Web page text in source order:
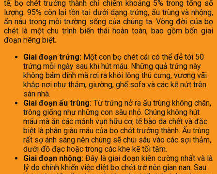
tế, bọ chét trưởng thành chỉ chiếm khoảng 5% trong tổng số
lượng. 95% còn lại tồn tại dưới dạng trứng, ấu trùng và nhộng,
ẩn náu trong môi trường sống của chúng ta. Vòng đời của bọ
chét là một chu trình biến thái hoàn toàn, bao gồm bốn giai
đoạn riêng biệt.
Giai đoạn trứng: Một con bọ chét cái có thể đẻ tới 50
trứng mỗi ngày sau khi hút máu. Những quả trứng này
không bám dính mà rơi ra khỏi lông thú cưng, vương vãi
khắp nơi như thảm, giường, ghế sofa và các kẽ nứt trên
sàn nhà.
Giai đoạn ấu trùng: Từ trứng nở ra ấu trùng không chân,
trông giống như những con sâu nhỏ. Chúng không hút
máu mà ăn các mảnh vụn hữu cơ, tế bào da chết và đặc
biệt là phân giàu máu của bọ chét trưởng thành. Ấu trùng
rất sợ ánh sáng nên chúng sẽ chui sâu vào các sợi thảm,
dưới đồ đạc hoặc trong các khe kẽ tối tăm.
Giai đoạn nhộng: Đây là giai đoạn kiên cường nhất và là
lý do chính khiến việc diệt bọ chét trở nên gian nan. Sau